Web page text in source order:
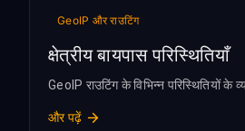
GeoIP और राउटिंग
क्षेत्रीय बायपास परिस्थितियाँ
GeoIP राउटिंग के विभिन्न परिस्थितियों के
और पढ़ें